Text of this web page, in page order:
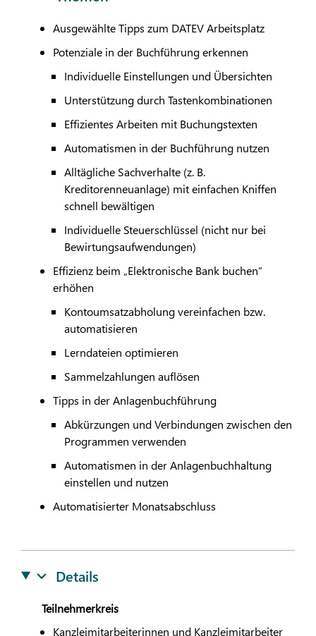
Ausgewählte Tipps zum DATEVArbeitsplatz
Potenziale in der Buchführung erkennen
Individuelle Einstellungen und Übersichten
Unterstützung durch Tastenkombinationen
Effizientes Arbeiten mit Buchungstexten
Automatismen in der Buchführung nutzen
Alltägliche Sachverhalte (z. B.
Kreditorenneuanlage) mit einfachen Kniffen
schnell bewältigen
Individuelle Steuerschlüssel (nicht nur bei
Bewirtungsaufwendungen)
Effizienz beim „Elektronische Bank buchen“
erhöhen
Kontoumsatzabholung vereinfachen bzw.
automatisieren
Lerndateien optimieren
Sammelzahlungen auflösen
Tipps in der Anlagenbuchführung
Abkürzungen und Verbindungen zwischen den
Programmen verwenden
Automatismen in der Anlagenbuchhaltung
einstellen und nutzen
Automatisierter Monatsabschluss
Details
Teilnehmerkreis
Kanzleimitarbeiterinnen und Kanzleimitarbeiter